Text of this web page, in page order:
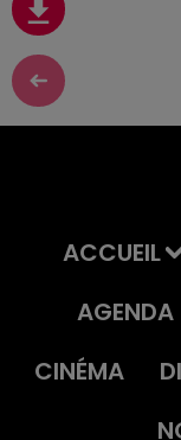
ACCUEIL
AGENDA
CINÉMA